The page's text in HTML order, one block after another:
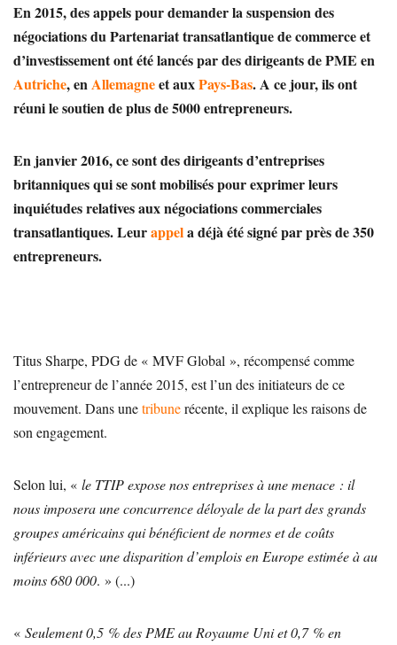
En 2015, des appels pour demander la suspension des
négociations du Partenariat transatlantique de commerce et
d’investissement ont été lancés par des dirigeants de PME en
Autriche, enAllemagneet auxPays-Bas. A ce jour, ils ont
réuni le soutien de plus de 5000 entrepreneurs.
En janvier 2016, ce sont des dirigeants d’entreprises
britanniques qui se sont mobilisés pour exprimer leurs
inquiétudes relatives aux négociations commerciales
transatlantiques. Leurappela déjà été signé par près de 350
entrepreneurs.
Titus Sharpe, PDG de « MVF Global », récompensé comme
l’entrepreneur de l’année 2015, est l’un des initiateurs de ce
mouvement. Dans unetribunerécente, il explique les raisons de
son engagement.
Selon lui, « le TTIP expose nos entreprises à une menace : il
nous imposera une concurrence déloyale de la part des grands
groupes américains qui bénéficient de normes et de coûts
inférieurs avec une disparition d’emplois en Europe estimée à au
moins 680 000. » (...)
« Seulement 0,5 % des PME au Royaume Uni et 0,7 % en